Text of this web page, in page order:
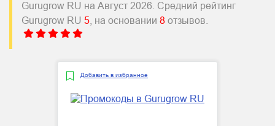
Gurugrow RU на Август 2026. Средний рейтинг
Gurugrow RU 5 , на основании 8 отзывов.
Добавить в избранное